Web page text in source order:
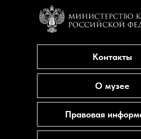
Контакты
О музее
Правовая